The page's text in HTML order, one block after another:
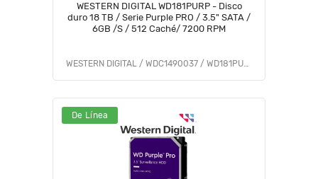
WESTERN DIGITAL WD181PURP - Disco
duro 18 TB / Serie Purple PRO / 3.5" SATA /
6GB /S / 512 Caché/ 7200 RPM
WESTERN DIGITAL / WDC1490037 / WD181PURP
De Línea